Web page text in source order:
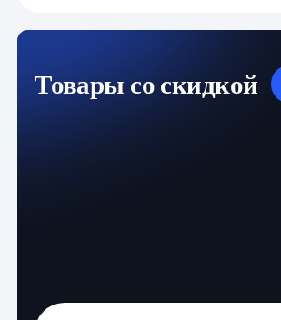
Товары со скидкой